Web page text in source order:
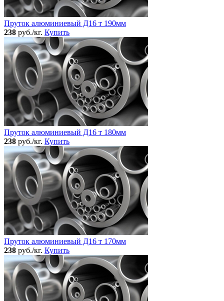
Пруток алюминиевый Д16 т 190мм
238 руб./кг. Купить
Пруток алюминиевый Д16 т 180мм
238 руб./кг. Купить
Пруток алюминиевый Д16 т 170мм
238 руб./кг. Купить